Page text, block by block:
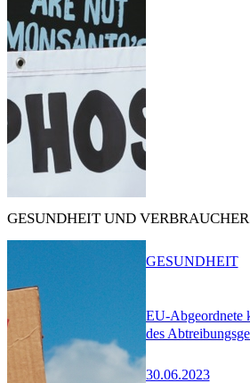
GESUNDHEIT UND
EU-Abgeordnete
des
30.06.2023
GESUNDHEIT